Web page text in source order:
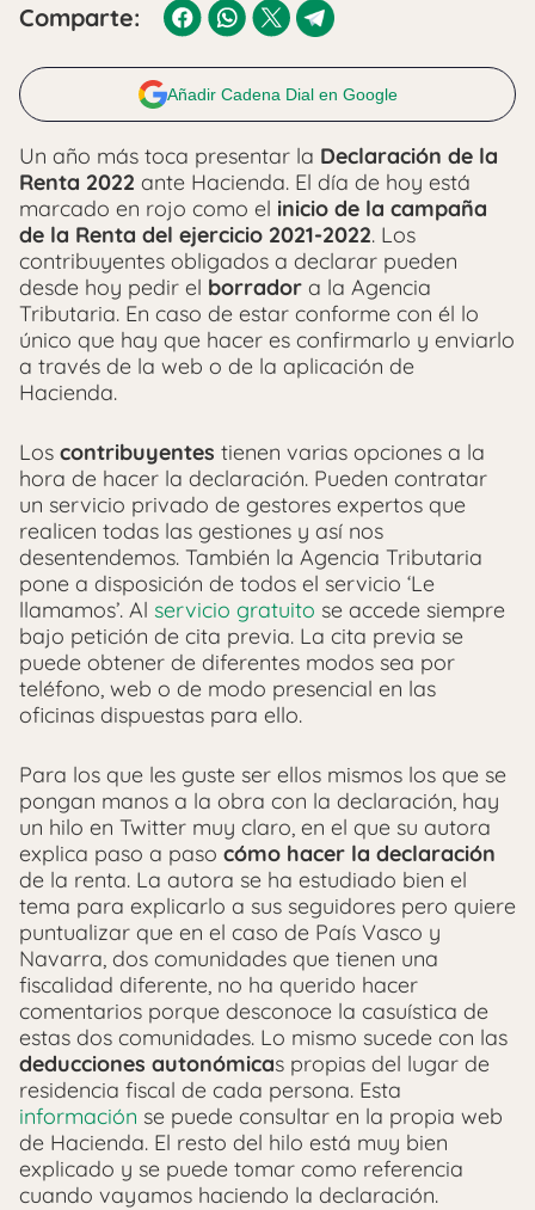
Comparte:
Añadir Cadena Dial en Google
Un año más toca presentar la Declaración de la
Renta 2022 ante Hacienda. El día de hoy está
marcado en rojo como el inicio de la campaña
de la Renta del ejercicio 2021-2022. Los
contribuyentes obligados a declarar pueden
desde hoy pedir el borrador a la Agencia
Tributaria. En caso de estar conforme con él lo
único que hay que hacer es confirmarlo y enviarlo
a través de la web o de la aplicación de
Hacienda.
Los contribuyentes tienen varias opciones a la
hora de hacer la declaración. Pueden contratar
un servicio privado de gestores expertos que
realicen todas las gestiones y así nos
desentendemos. También la Agencia Tributaria
pone a disposición de todos el servicio ‘Le
llamamos’. Al servicio gratuito se accede siempre
bajo petición de cita previa. La cita previa se
puede obtener de diferentes modos sea por
teléfono, web o de modo presencial en las
oficinas dispuestas para ello.
Para los que les guste ser ellos mismos los que se
pongan manos a la obra con la declaración, hay
un hilo en Twitter muy claro, en el que su autora
explica paso a paso cómo hacer la declaración
de la renta. La autora se ha estudiado bien el
tema para explicarlo a sus seguidores pero quiere
puntualizar que en el caso de País Vasco y
Navarra, dos comunidades que tienen una
fiscalidad diferente, no ha querido hacer
comentarios porque desconoce la casuística de
estas dos comunidades. Lo mismo sucede con las
deducciones autonómicas propias del lugar de
residencia fiscal de cada persona. Esta
información se puede consultar en la propia web
de Hacienda. El resto del hilo está muy bien
explicado y se puede tomar como referencia
cuando vayamos haciendo la declaración.